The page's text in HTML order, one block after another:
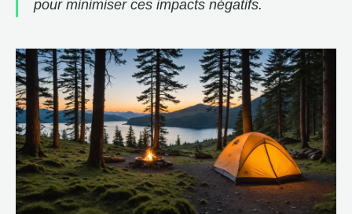
pour minimiser ces impacts négatifs.